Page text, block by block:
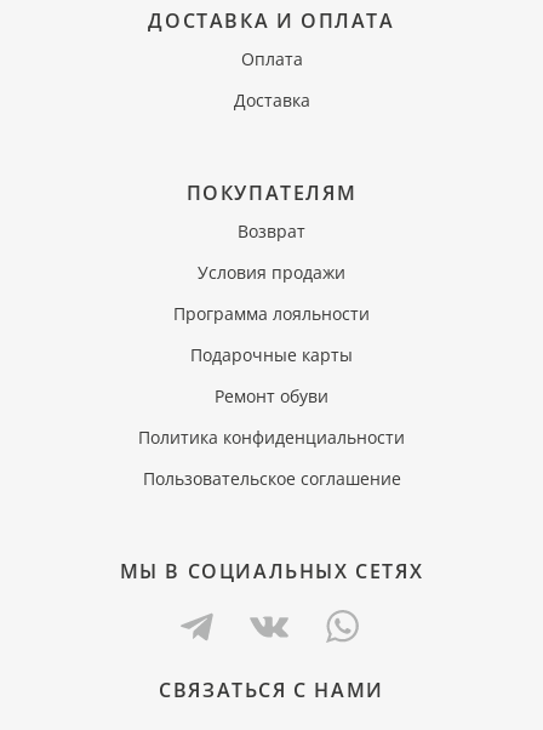
ДОСТАВКА И ОПЛАТА
Оплата
Доставка
ПОКУПАТЕЛЯМ
Возврат
Условия продажи
Программа лояльности
Подарочные карты
Ремонт обуви
Политика конфиденциальности
Пользовательское соглашение
МЫ В СОЦИАЛЬНЫХ СЕТЯХ
СВЯЗАТЬСЯ С НАМИ